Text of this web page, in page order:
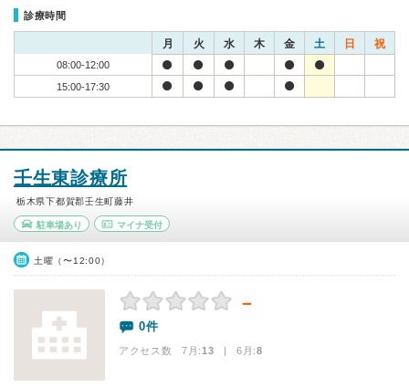
診療時間
月 火 水 木 金 土 日 祝
08:00-12:00
15:00-17:30
壬生東診療所
栃木県下都賀郡壬生町藤井
駐車場あり マイナ受付
土曜（〜12:00）
－
0件
アクセス数 7月:13 | 6月:8